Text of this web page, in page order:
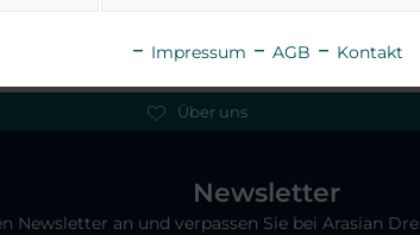
Über uns
Newsletter
Newsletter an und verpassen Sie bei Arasian
Impressum AGB Kontakt